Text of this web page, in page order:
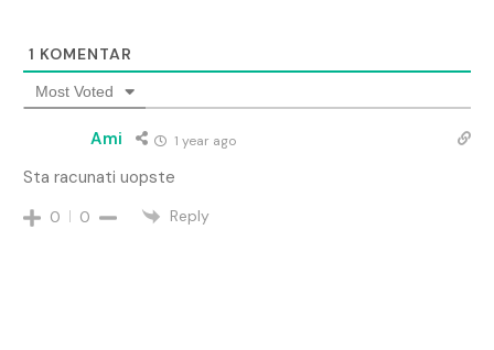
1 KOMENTAR
Most Voted
Ami 1 year ago
Sta racunati uopste
0 0 Reply